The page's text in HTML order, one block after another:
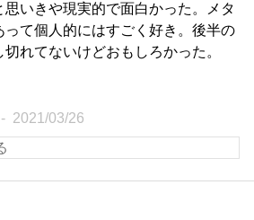
思いきや現実的で面白かった。メタ
って個人的にはすごく好き。後半の
切れてないけどおもしろかった。
2021/03/26